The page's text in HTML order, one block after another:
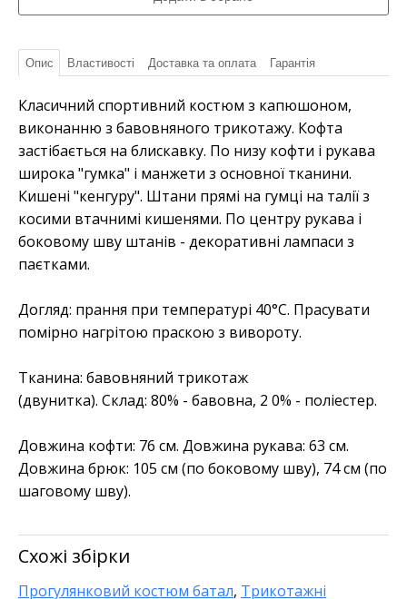
Опис Властивості Доставка та оплата Гарантія
Класичний спортивний костюм з капюшоном,
виконанню з бавовняного трикотажу. Кофта
застібається на блискавку. По низу кофти і рукава
широка "гумка" і манжети з основної тканини.
Кишені "кенгуру". Штани прямі на гумці на талії з
косими втачнимі кишенями. По центру рукава і
боковому шву штанів - декоративні лампаси з
паєтками.
Догляд: прання при температурі 40°C. Прасувати
помірно нагрітою праскою з вивороту.
Тканина: бавовняний трикотаж
(двунитка). Склад: 80% - бавовна, 2 0% - поліестер.
Довжина кофти: 76 см. Довжина рукава: 63 см.
Довжина брюк: 105 см (по боковому шву), 74 см (по
шаговому шву).
Схожі збірки
Прогулянковий костюм батал, Трикотажні